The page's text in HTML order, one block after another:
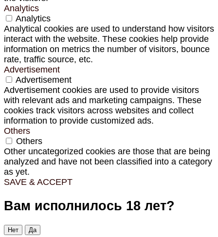
Analytics
Analytics
Analytical cookies are used to understand how visitors
interact with the website. These cookies help provide
information on metrics the number of visitors, bounce
rate, traffic source, etc.
Advertisement
Advertisement
Advertisement cookies are used to provide visitors
with relevant ads and marketing campaigns. These
cookies track visitors across websites and collect
information to provide customized ads.
Others
Others
Other uncategorized cookies are those that are being
analyzed and have not been classified into a category
as yet.
SAVE & ACCEPT
Вам исполнилось 18 лет?
Нет Да